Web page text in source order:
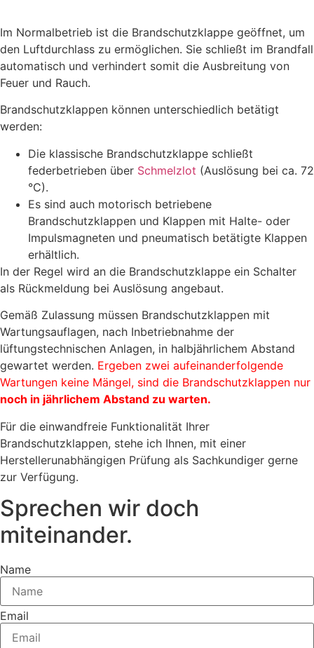
Im Normalbetrieb ist die Brandschutzklappe geöffnet, um
den Luftdurchlass zu ermöglichen. Sie schließt im Brandfall
automatisch und verhindert somit die Ausbreitung von
Feuer und Rauch.
Brandschutzklappen können unterschiedlich betätigt
werden:
Die klassische Brandschutzklappe schließt
federbetrieben über Schmelzlot (Auslösung bei ca. 72
°C).
Es sind auch motorisch betriebene
Brandschutzklappen und Klappen mit Halte- oder
Impulsmagneten und pneumatisch betätigte Klappen
erhältlich.
In der Regel wird an die Brandschutzklappe ein Schalter
als Rückmeldung bei Auslösung angebaut.
Gemäß Zulassung müssen Brandschutzklappen mit
Wartungsauflagen, nach Inbetriebnahme der
lüftungstechnischen Anlagen, in halbjährlichem Abstand
gewartet werden. Ergeben zwei aufeinanderfolgende
Wartungen keine Mängel, sind die Brandschutzklappen nur
noch in jährlichem Abstand zu warten.
Für die einwandfreie Funktionalität Ihrer
Brandschutzklappen, stehe ich Ihnen, mit einer
Herstellerunabhängigen Prüfung als Sachkundiger gerne
zur Verfügung.
Sprechen wir doch
miteinander.
Name
Email